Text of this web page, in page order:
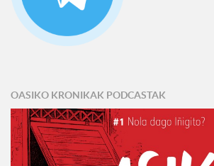
OASIKO KRONIKAK PODCASTAK